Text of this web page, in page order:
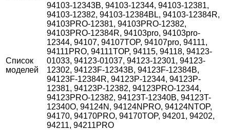
Список
моделей
94103-12343B, 94103-12344, 94103-12381,
94103-12382, 94103-12384BL, 94103-12384R,
94103PRO-12381, 94103PRO-12382,
94103PRO-12384R, 94103pro, 94103pro-
12344, 94107, 94107TOP, 94107pro, 94111,
94111PRO, 94111TOP, 94115, 94118, 94123-
01033, 94123-01037, 94123-12301, 94123-
12302, 94123F-12343B, 94123F-12384B,
94123F-12384R, 94123P-12344, 94123P-
12381, 94123P-12382, 94123PRO-12344,
94123PRO-12382, 94123T-12340B, 94123T-
12340O, 94124N, 94124NPRO, 94124NTOP,
94170, 94170PRO, 94170TOP, 94201, 94202,
94211, 94211PRO